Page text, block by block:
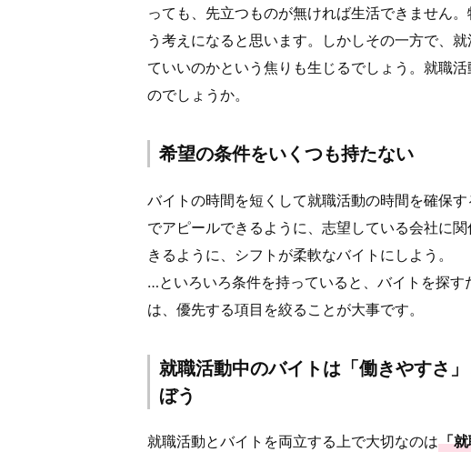
っても、先立つものが無ければ生活できません
う考えになると思います。しかしその一方で、
ていいのかという焦りも生じるでしょう。就職
のでしょうか。
希望の条件をいくつも持たない
バイトの時間を短くして就職活動の時間を確保
でアピールできるように、志望している会社に
きるように、シフトが柔軟なバイトにしよう。
…といろいろ条件を持っていると、バイトを探
は、優先する項目を絞ることが大事です。
就職活動中のバイトは「働きやすさ
ぼう
就職活動とバイトを両立する上で大切なのは「